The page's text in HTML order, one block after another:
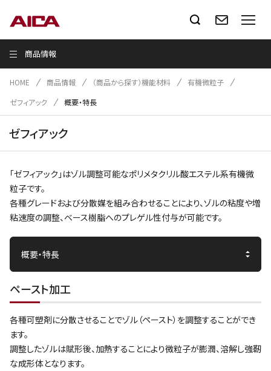
商品情報
HOME 商品情報 （商品から探す）機能材料
有機微粒子
ゼフィアック
概要・特長
ゼフィアック
「ゼフィアック」はゾル調整可能なポリメタクリル酸エステル系有機微
粒子です。
各種グレードおよび分散媒を組み合わせることにより、ゾルの粘度や増
粘速度の調整、ベース樹脂へのプレゲル性付与が可能です。
ペースト加工
各種可塑剤に分散させることでゾル（ペースト）を調整することができ
ます。
調整したゾルは賦形後、加熱することにより微粒子が膨潤、溶解し強靭
な成形体となります。